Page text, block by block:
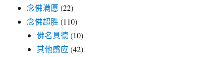
念佛满愿 (22)
念佛超胜 (110)
佛名具德(10)
其他感应 (42)